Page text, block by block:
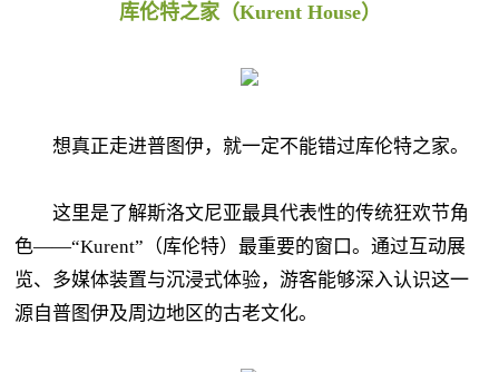
库伦特之家（Kurent House）
想真正走进普图伊，就一定不能错过库伦特之家。
这里是了解斯洛文尼亚最具代表性的传统狂欢节角
色——“Kurent”（库伦特）最重要的窗口。通过互动展
览、多媒体装置与沉浸式体验，游客能够深入认识这一
源自普图伊及周边地区的古老文化。